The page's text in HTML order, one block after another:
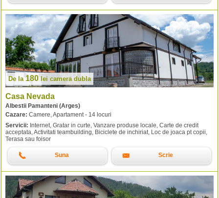
De la 180lei camera dubla
Casa Nevada
Albestii Pamanteni (Arges)
Cazare: Camere, Apartament - 14 locuri
Servicii: Internet, Gratar in curte, Vanzare produse locale, Carte de credit
acceptata, Activitati teambuilding, Biciclete de inchiriat, Loc de joaca pt copii,
Terasa sau foisor
Suna Scrie